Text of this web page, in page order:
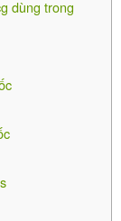
khi dùng
dùng trong